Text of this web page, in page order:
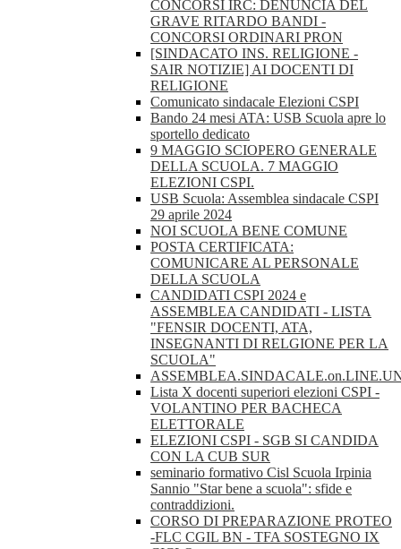
CONCORSI IRC: DENUNCIA DEL
GRAVE RITARDO BANDI -
CONCORSI ORDINARI PRON
[SINDACATO INS. RELIGIONE -
SAIR NOTIZIE] AI DOCENTI DI
RELIGIONE
Comunicato sindacale Elezioni CSPI
Bando 24 mesi ATA: USB Scuola apre lo
sportello dedicato
9 MAGGIO SCIOPERO GENERALE
DELLA SCUOLA. 7 MAGGIO
ELEZIONI CSPI.
USB Scuola: Assemblea sindacale CSPI
29 aprile 2024
NOI SCUOLA BENE COMUNE
POSTA CERTIFICATA:
COMUNICARE AL PERSONALE
DELLA SCUOLA
CANDIDATI CSPI 2024 e
ASSEMBLEA CANDIDATI - LISTA
"FENSIR DOCENTI, ATA,
INSEGNANTI DI RELGIONE PER LA
SCUOLA"
Lista X docenti superiori elezioni CSPI -
VOLANTINO PER BACHECA
ELETTORALE
ELEZIONI CSPI - SGB SI CANDIDA
CON LA CUB SUR
seminario formativo Cisl Scuola Irpinia
Sannio "Star bene a scuola": sfide e
contraddizioni.
CORSO DI PREPARAZIONE PROTEO
-FLC CGIL BN - TFA SOSTEGNO IX